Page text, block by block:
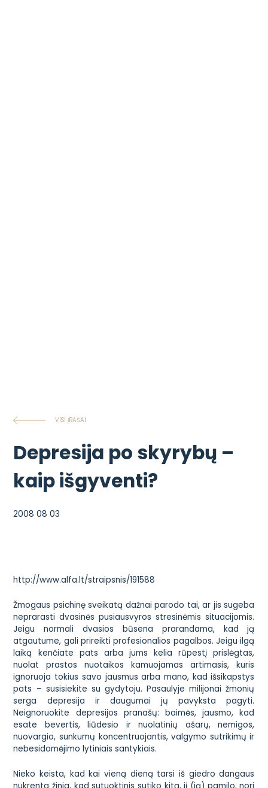
VISI ĮRAŠAI
Depresija po skyrybų –
kaip išgyventi?
2008 08 03
http://www.alfa.lt/straipsnis/191588
Žmogaus psichinę sveikatą dažnai parodo tai, ar jis sugeba
neprarasti dvasinės pusiausvyros stresinėmis situacijomis.
Jeigu normali dvasios būsena prarandama, kad ją
atgautume, gali prireikti profesionalios pagalbos. Jeigu ilgą
laiką kenčiate pats arba jums kelia rūpestį prislėgtas,
nuolat prastos nuotaikos kamuojamas artimasis, kuris
ignoruoja tokius savo jausmus arba mano, kad išsikapstys
pats – susisiekite su gydytoju. Pasaulyje milijonai žmonių
serga depresija ir daugumai jų pavyksta pagyti.
Neignoruokite depresijos pranašų: baimės, jausmo, kad
esate bevertis, liūdesio ir nuolatinių ašarų, nemigos,
nuovargio, sunkumų koncentruojantis, valgymo sutrikimų ir
nebesidomėjimo lytiniais santykiais.
Nieko keista, kad kai vieną dieną tarsi iš giedro dangaus